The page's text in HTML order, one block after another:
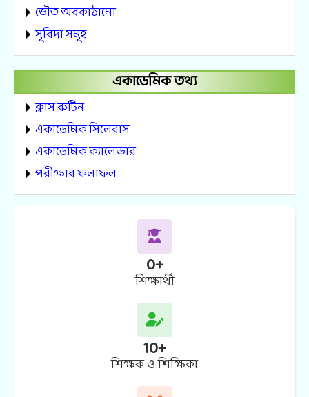
ভৌত অবকাঠামো
সূবিদা সমূহ
একাডেমিক তথ্য
ক্লাস রুটিন
একাডেমিক সিলেবাস
একাডেমিক ক্যালেন্ডার
পরীক্ষার ফলাফল
0+
শিক্ষার্থী
10+
শিক্ষক ও শিক্ষিকা